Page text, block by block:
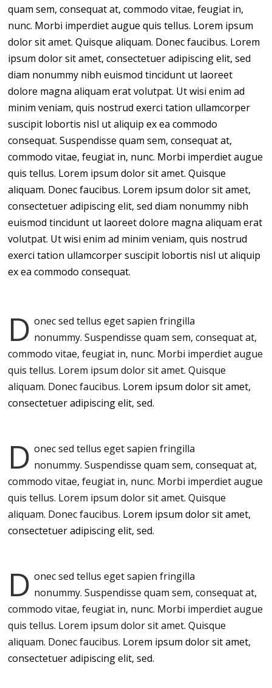
quam sem, consequat at, commodo vitae, feugiat in,
nunc. Morbi imperdiet augue quis tellus. Lorem ipsum
dolor sit amet. Quisque aliquam. Donec faucibus. Lorem
ipsum dolor sit amet, consectetuer adipiscing elit, sed
diam nonummy nibh euismod tincidunt ut laoreet
dolore magna aliquam erat volutpat. Ut wisi enim ad
minim veniam, quis nostrud exerci tation ullamcorper
suscipit lobortis nisl ut aliquip ex ea commodo
consequat. Suspendisse quam sem, consequat at,
commodo vitae, feugiat in, nunc. Morbi imperdiet augue
quis tellus. Lorem ipsum dolor sit amet. Quisque
aliquam. Donec faucibus. Lorem ipsum dolor sit amet,
consectetuer adipiscing elit, sed diam nonummy nibh
euismod tincidunt ut laoreet dolore magna aliquam erat
volutpat. Ut wisi enim ad minim veniam, quis nostrud
exerci tation ullamcorper suscipit lobortis nisl ut aliquip
ex ea commodo consequat.
D onec sed tellus eget sapien fringilla
nonummy.Suspendisse quam sem, consequat at,
commodo vitae, feugiat in, nunc. Morbi imperdiet augue
quis tellus. Lorem ipsum dolor sit amet. Quisque
aliquam. Donec faucibus. Lorem ipsum dolor sit amet,
consectetuer adipiscing elit, sed.
D onec sed tellus eget sapien fringilla
nonummy.Suspendisse quam sem, consequat at,
commodo vitae, feugiat in, nunc. Morbi imperdiet augue
quis tellus. Lorem ipsum dolor sit amet. Quisque
aliquam. Donec faucibus. Lorem ipsum dolor sit amet,
consectetuer adipiscing elit, sed.
D onec sed tellus eget sapien fringilla
nonummy.Suspendisse quam sem, consequat at,
commodo vitae, feugiat in, nunc. Morbi imperdiet augue
quis tellus. Lorem ipsum dolor sit amet. Quisque
aliquam. Donec faucibus. Lorem ipsum dolor sit amet,
consectetuer adipiscing elit, sed.